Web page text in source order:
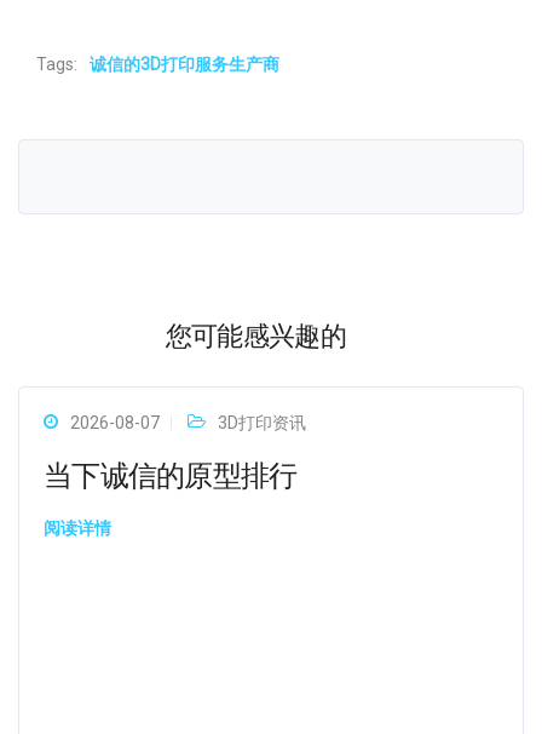
Tags: 诚信的3D打印服务生产商
您可能感兴趣的
2026-08-07 3D打印资讯
当下诚信的原型排行
阅读详情